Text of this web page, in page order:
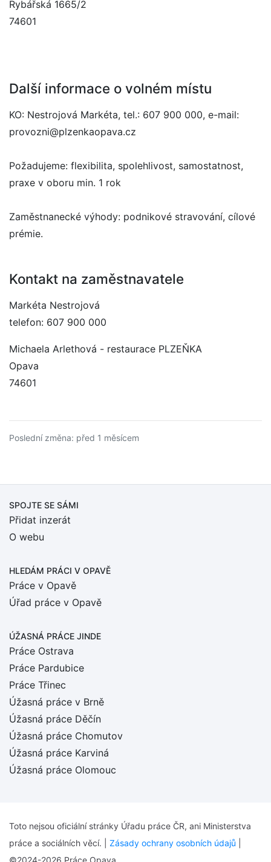
Rybářská 1665/2
74601
Další informace o volném místu
KO: Nestrojová Markéta, tel.: 607 900 000, e-mail:
provozni@plzenkaopava.cz
Požadujeme: flexibilita, spolehlivost, samostatnost,
praxe v oboru min. 1 rok
Zaměstnanecké výhody: podnikové stravování, cílové
prémie.
Kontakt na zaměstnavatele
Markéta Nestrojová
telefon: 607 900 000
Michaela Arlethová - restaurace PLZEŇKA
Opava
74601
Poslední změna: před 1 měsícem
SPOJTE SE SÁMI
Přidat inzerát
O webu
HLEDÁM PRÁCI V OPAVĚ
Práce v Opavě
Úřad práce v Opavě
ÚŽASNÁ PRÁCE JINDE
Práce Ostrava
Práce Pardubice
Práce Třinec
Úžasná práce v Brně
Úžasná práce Děčín
Úžasná práce Chomutov
Úžasná práce Karviná
Úžasná práce Olomouc
Toto nejsou oficiální stránky Úřadu práce ČR, ani Ministerstva
práce a sociálních věcí. | Zásady ochrany osobních údajů
©2024-2026 Práce Opava